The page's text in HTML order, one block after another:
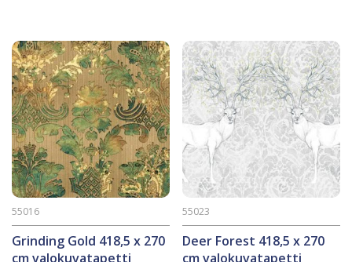
Grinding Gold 418,5 x 270
cm valokuvatapetti
55016
Deer Forest 418,5 x 270
cm valokuvatapetti
55023